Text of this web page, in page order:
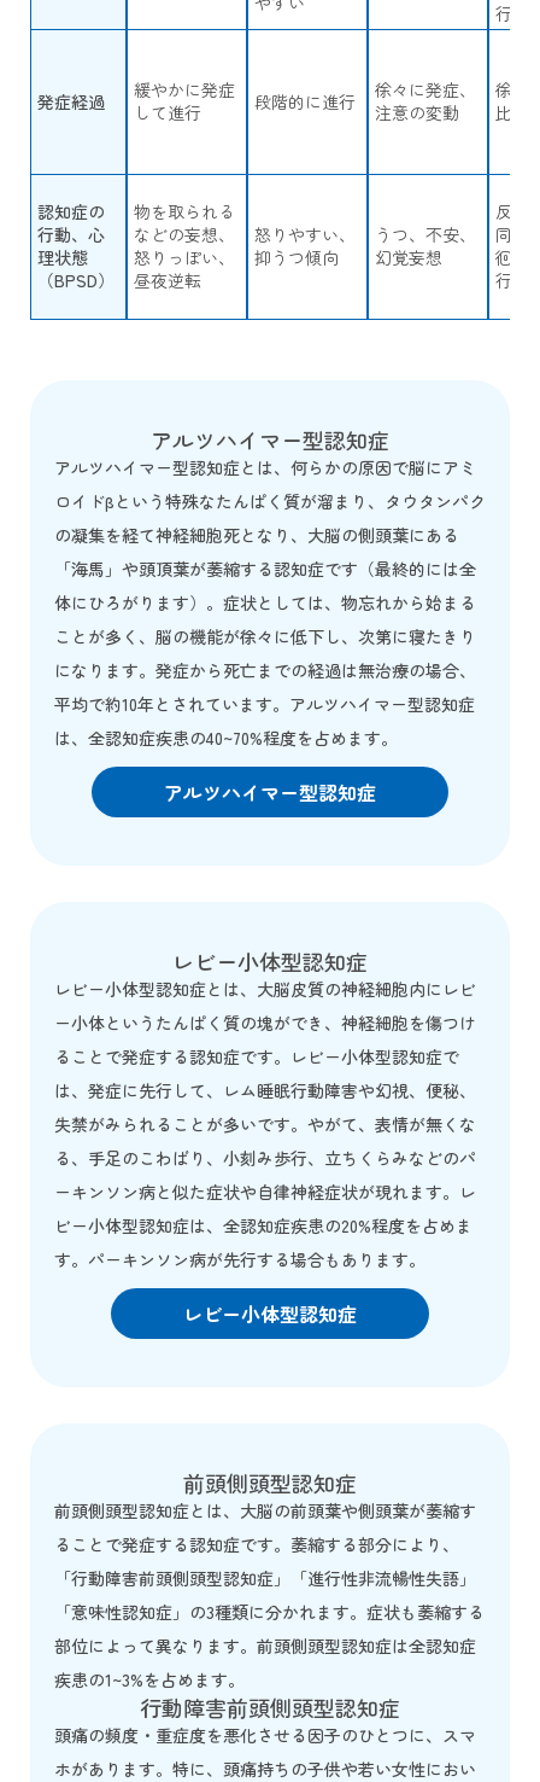
発症経過
認知症の
行動、心
理状態
（BPSD）
緩やかに発症
して進行
物を取られる
などの妄想、
怒りっぽい、
昼夜逆転
段階的に進行
怒りやすい、
抑うつ傾向
徐々に発症、
注意の変動
うつ、不安、
幻覚妄想
行動
徐々
比較
反復
同行
徊、
行動
アルツハイマー型認知症
アルツハイマー型認知症とは、何らかの原因で脳にアミ
ロイドβという特殊なたんぱく質が溜まり、タウタンパク
の凝集を経て神経細胞死となり、大脳の側頭葉にある
「海馬」や頭頂葉が萎縮する認知症です（最終的には全
体にひろがります）。症状としては、物忘れから始まる
ことが多く、脳の機能が徐々に低下し、次第に寝たきり
になります。発症から死亡までの経過は無治療の場合、
平均で約10年とされています。アルツハイマー型認知症
は、全認知症疾患の40~70%程度を占めます。
アルツハイマー型認知症
レビー小体型認知症
レビー小体型認知症とは、大脳皮質の神経細胞内にレビ
ー小体というたんぱく質の塊ができ、神経細胞を傷つけ
ることで発症する認知症です。レビー小体型認知症で
は、発症に先行して、レム睡眠行動障害や幻視、便秘、
失禁がみられることが多いです。やがて、表情が無くな
る、手足のこわばり、小刻み歩行、立ちくらみなどのパ
ーキンソン病と似た症状や自律神経症状が現れます。レ
ビー小体型認知症は、全認知症疾患の20%程度を占めま
す。パーキンソン病が先行する場合もあります。
レビー小体型認知症
前頭側頭型認知症
前頭側頭型認知症とは、大脳の前頭葉や側頭葉が萎縮す
ることで発症する認知症です。萎縮する部分により、
「行動障害前頭側頭型認知症」「進行性非流暢性失語」
「意味性認知症」の3種類に分かれます。症状も萎縮する
部位によって異なります。前頭側頭型認知症は全認知症
疾患の1~3%を占めます。
行動障害前頭側頭型認知症
頭痛の頻度・重症度を悪化させる因子のひとつに、スマ
ホがあります。特に、頭痛持ちの子供や若い女性におい